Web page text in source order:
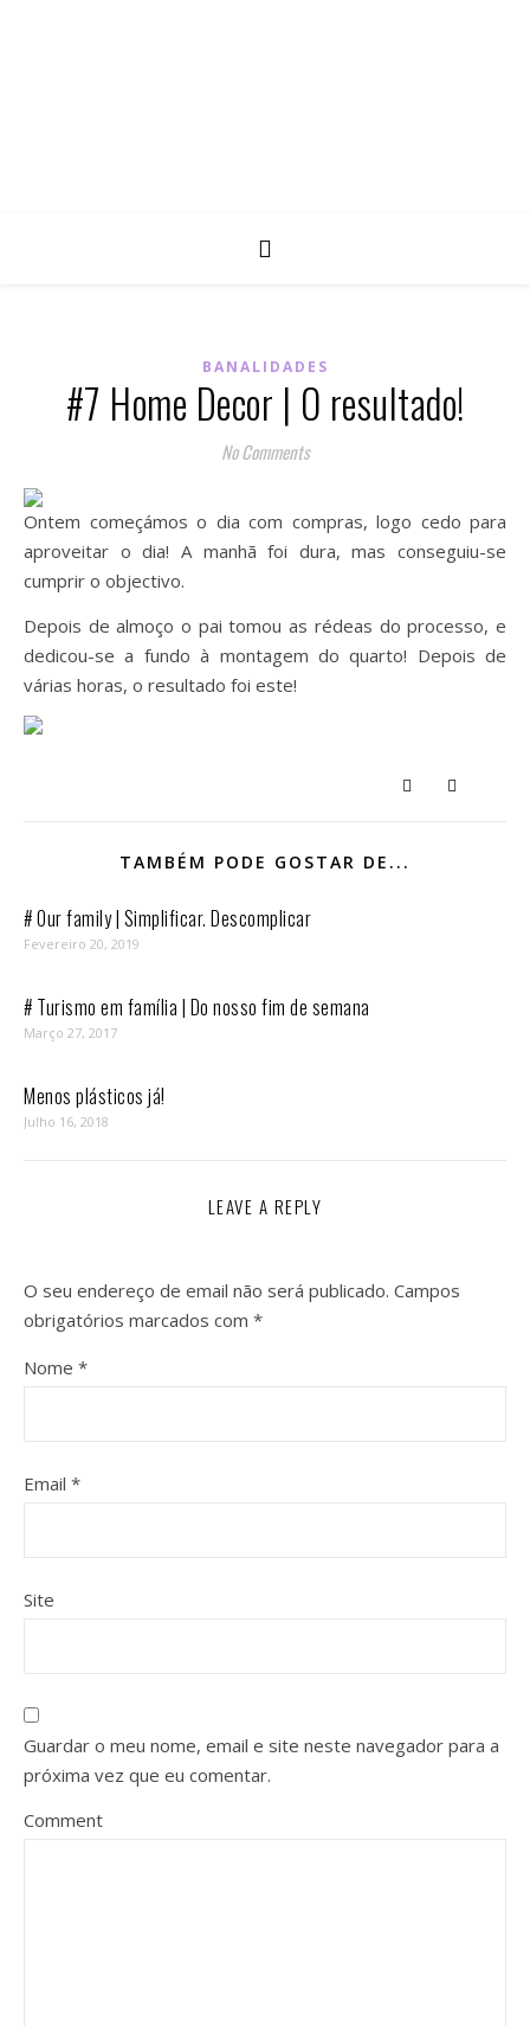
BANALIDADES
#7 Home Decor | O resultado!
No Comments
Ontem começámos o dia com compras, logo cedo para
aproveitar o dia! A manhã foi dura, mas conseguiu-se
cumprir o objectivo.
Depois de almoço o pai tomou as rédeas do processo, e
dedicou-se a fundo à montagem do quarto! Depois de
várias horas, o resultado foi este!
TAMBÉM PODE GOSTAR DE...
# Our family | Simplificar. Descomplicar
Fevereiro 20, 2019
# Turismo em família | Do nosso fim de semana
Março 27, 2017
Menos plásticos já!
Julho 16, 2018
LEAVE A REPLY
O seu endereço de email não será publicado. Campos
obrigatórios marcados com *
Nome *
Email *
Site
Guardar o meu nome, email e site neste navegador para a
próxima vez que eu comentar.
Comment